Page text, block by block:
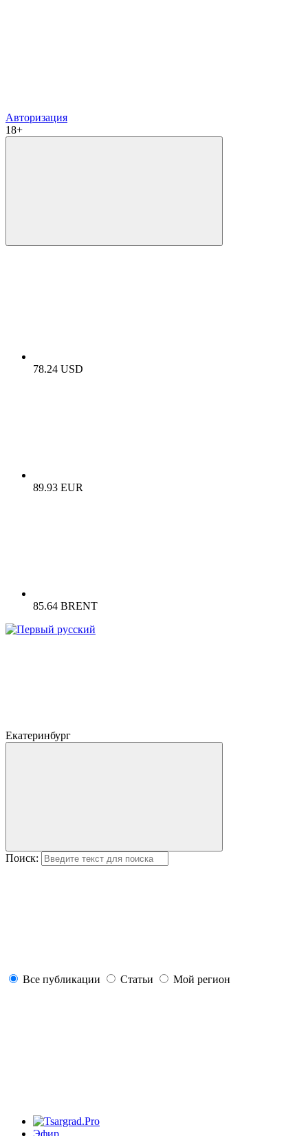
Авторизация
18+
78.24 USD
89.93 EUR
85.64 BRENT
Екатеринбург
Поиск:
Все публикации Статьи Мой регион
Эфир